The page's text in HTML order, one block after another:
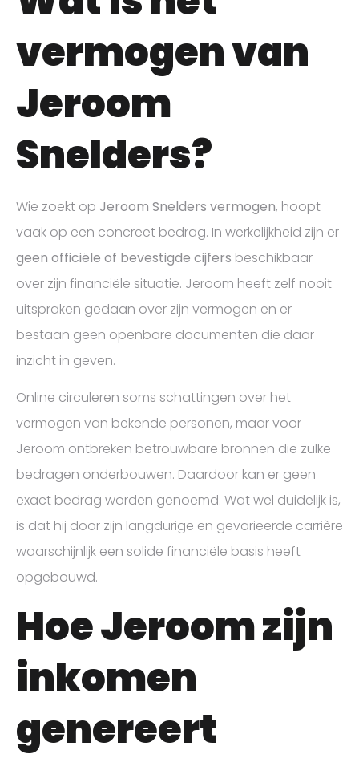
vermogen van
Jeroom
Snelders?
Wie zoekt op Jeroom Snelders vermogen, hoopt
vaak op een concreet bedrag. In werkelijkheid zijn er
geen officiële of bevestigde cijfers beschikbaar
over zijn financiële situatie. Jeroom heeft zelf nooit
uitspraken gedaan over zijn vermogen en er
bestaan geen openbare documenten die daar
inzicht in geven.
Online circuleren soms schattingen over het
vermogen van bekende personen, maar voor
Jeroom ontbreken betrouwbare bronnen die zulke
bedragen onderbouwen. Daardoor kan er geen
exact bedrag worden genoemd. Wat wel duidelijk is,
is dat hij door zijn langdurige en gevarieerde carrière
waarschijnlijk een solide financiële basis heeft
opgebouwd.
Hoe Jeroom zijn
inkomen
genereert